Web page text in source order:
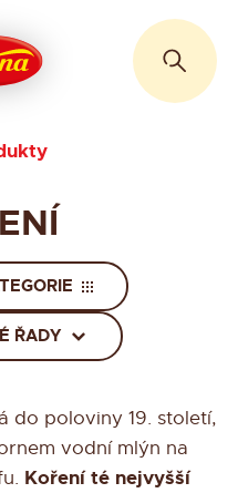
ŘADY
do poloviny 19. století,
vodní mlýn na
Koření té nejvyšší